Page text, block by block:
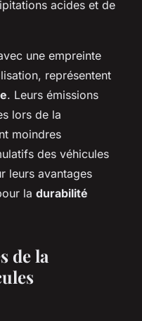
acides et de
une empreinte
représentent
. Leurs émissions
lors de la
moindres
des véhicules
leurs avantages
la durabilité
de la